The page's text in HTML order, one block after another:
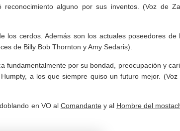
alguno por sus inventos. (Voz de
los cerdos. Además son los actuales poseedores de
de Billy Bob Thornton y Amy Sedaris).
fundamentalmente por su bondad, preocupación y
a los que siempre quiso un futuro mejor. (Voz
en VO al Comandantey al Hombre del